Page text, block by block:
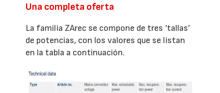
Una completa oferta
La familia ZArec se compone de tres ‘tallas’
de potencias, con los valores que se listan
en la tabla a continuación.